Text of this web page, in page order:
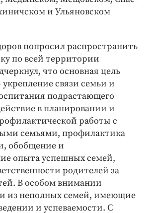
и Ульяновском
попросил распространить
по всей территории
что основная цель
укрепление связи семьи и
подрастающего
в планировании и
работы с
семьями, профилактика
обобщение и
опыта успешных семей,
родителей за
В особом внимании
из неполных семей, имеющие
и успеваемости. С